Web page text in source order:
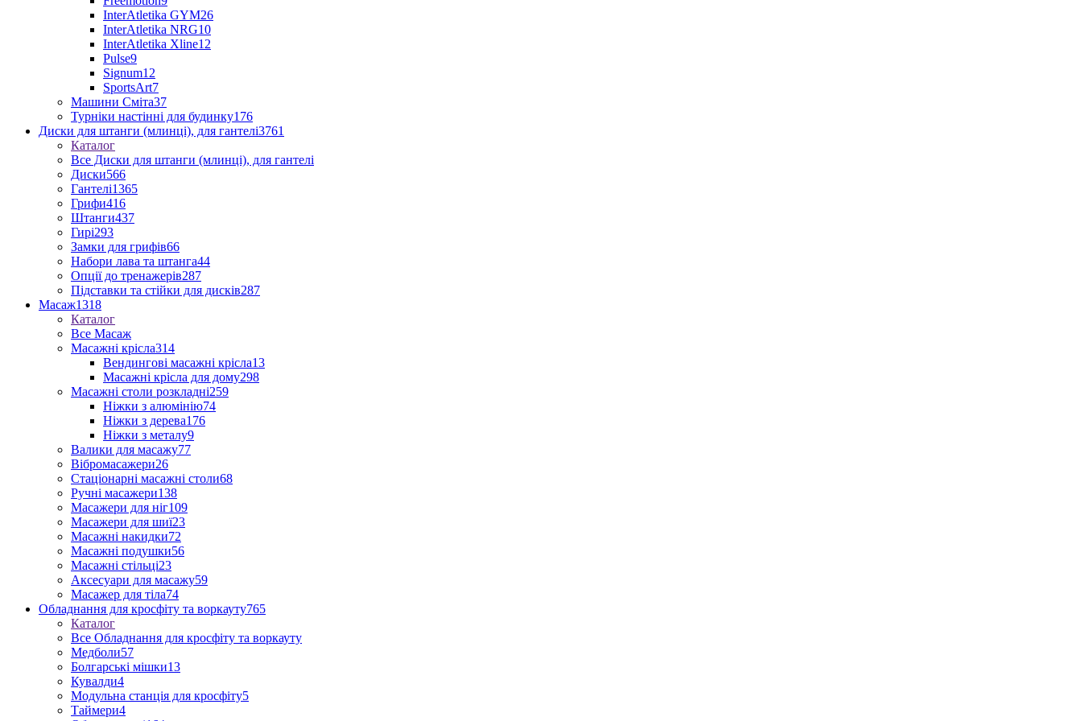
InterAtletika GYM26
InterAtletika NRG10
InterAtletika Xline12
Pulse9
Signum12
SportsArt7
Машини Сміта37
Турніки настінні для будинку176
Диски для штанги (млинці), для гантелі3761
Каталог
Все Диски для штанги (млинці), для гантелі
Диски566
Гантелі1365
Грифи416
Штанги437
Гирі293
Замки для грифів66
Набори лава та штанга44
Опції до тренажерів287
Підставки та стійки для дисків287
Масаж1318
Каталог
Все Масаж
Масажні крісла314
Вендингові масажні крісла13
Масажні крісла для дому298
Масажні столи розкладні259
Ніжки з алюмінію74
Ніжки з дерева176
Ніжки з металу9
Валики для масажу77
Вібромасажери26
Стаціонарні масажні столи68
Ручні масажери138
Масажери для ніг109
Масажери для шиї23
Масажні накидки72
Масажні подушки56
Масажні стільці23
Аксесуари для масажу59
Масажер для тіла74
Обладнання для кросфіту та воркауту765
Каталог
Все Обладнання для кросфіту та воркауту
Медболи57
Болгарські мішки13
Кувалди4
Модульна станція для кросфіту5
Таймери4